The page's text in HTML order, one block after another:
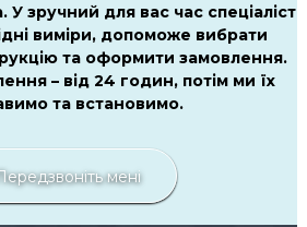
У зручний для вас час спеціаліст
виміри, допоможе вибрати
та оформити замовлення.
– від 24 годин, потім ми їх
та встановимо.
мені